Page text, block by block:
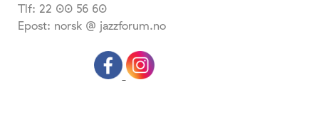
Tlf: 22 00 56 60
Epost: norsk @ jazzforum.no